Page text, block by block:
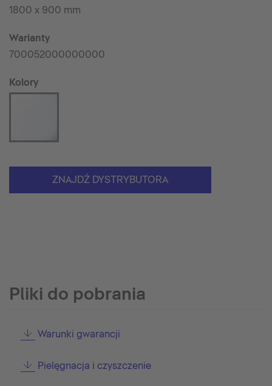
1800 x 900 mm
Warianty
700052000000000
Kolory
ZNAJDŹ DYSTRYBUTORA
Pliki do pobrania
Warunki gwarancji
Pielęgnacja i czyszczenie